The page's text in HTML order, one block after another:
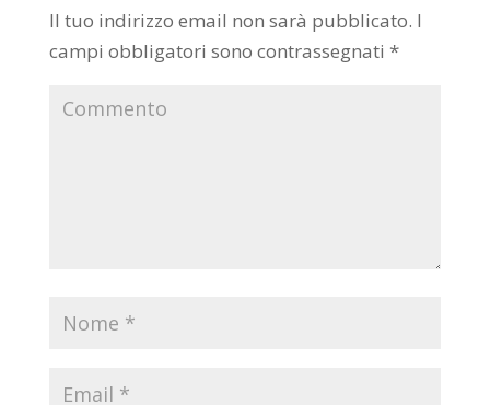
Il tuo indirizzo email non sarà pubblicato. I
campi obbligatori sono contrassegnati *